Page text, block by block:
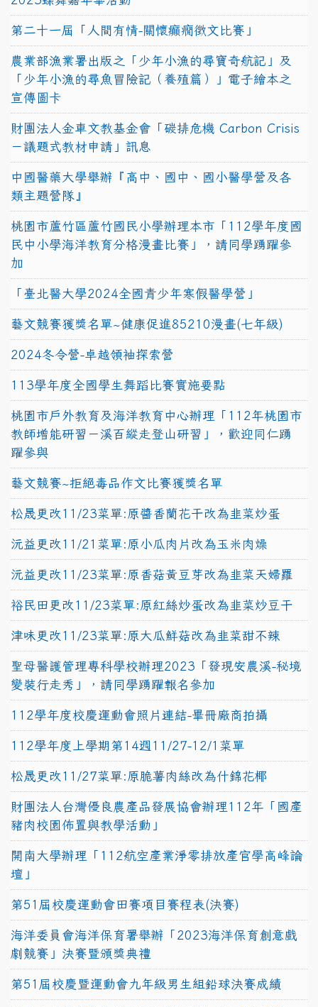
第二十一屆「人間有情-關懷癲癇徵文比賽」
農業部漁業署出版之「少年小漁的尋寶奇航記」及
「少年小漁的尋魚冒險記（養殖篇）」電子繪本之
宣傳圖卡
財團法人金車文教基金會「碳排危機 Carbon Crisis
－議題式教材申請」訊息
中國醫藥大學舉辦『高中、國中、國小醫學營及各
類主題營隊』
桃園市蘆竹區蘆竹國民小學辦理本市「112學年度國
民中小學海洋教育分格漫畫比賽」，請同學踴躍參
加
「臺北醫大學2024全國青少年寒假醫學營」
藝文競賽獲獎名單~健康促進85210漫畫(七年級)
2024冬令營-卓越領袖探索營
113學年度全國學生舞蹈比賽實施要點
桃園市戶外教育及海洋教育中心辦理「112年桃園市
教師增能研習－溪百縱走登山研習」，歡迎同仁踴
躍參與
藝文競賽~拒絕毒品作文比賽獲獎名單
松晟更改11/23菜單:原醬香蘭花干改為韭菜炒蛋
沅益更改11/21菜單:原小瓜肉片改為玉米肉燥
沅益更改11/23菜單:原香菇黃豆芽改為韭菜天婦羅
裕民田更改11/23菜單:原紅絲炒蛋改為韭菜炒豆干
津味更改11/23菜單:原大瓜鮮菇改為韭菜甜不辣
聖母醫護管理專科學校辦理2023「發現安農溪-秘境
變裝行走秀」，請同學踴躍報名參加
112學年度校慶運動會照片連結-畢冊廠商拍攝
112學年度上學期第14週11/27-12/1菜單
松晟更改11/27菜單:原脆薯肉絲改為什錦花椰
財團法人台灣優良農產品發展協會辦理112年「國產
豬肉校園佈置與教學活動」
開南大學辦理「112航空產業淨零排放產官學高峰論
壇」
第51屆校慶運動會田賽項目賽程表(決賽)
海洋委員會海洋保育署舉辦「2023海洋保育創意戲
劇競賽」決賽暨頒獎典禮
第51屆校慶暨運動會九年級男生組鉛球決賽成績